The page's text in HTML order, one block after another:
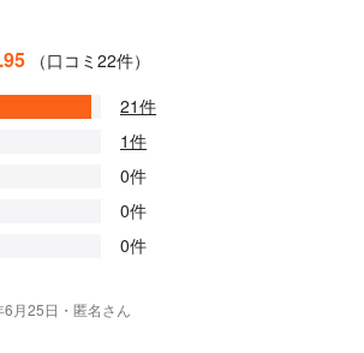
（口コミ22件）
21件
1件
0件
0件
0件
月25日・匿名さん